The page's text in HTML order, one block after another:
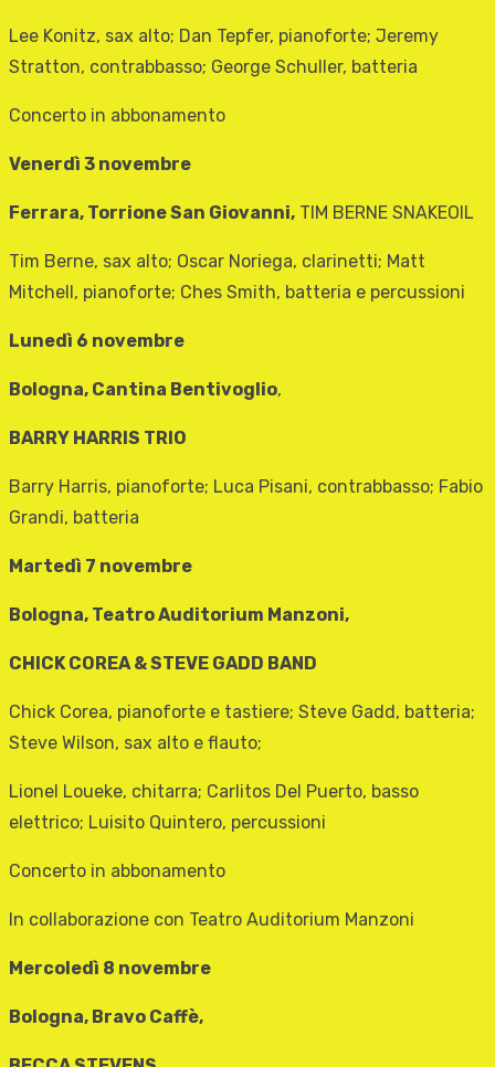
Lee Konitz, sax alto; Dan Tepfer, pianoforte; Jeremy
Stratton, contrabbasso; George Schuller, batteria
Concerto in abbonamento
Venerdì 3 novembre
Ferrara, Torrione San Giovanni, TIM BERNE SNAKEOIL
Tim Berne, sax alto; Oscar Noriega, clarinetti; Matt
Mitchell, pianoforte; Ches Smith, batteria e percussioni
Lunedì 6 novembre
Bologna, Cantina Bentivoglio,
BARRY HARRIS TRIO
Barry Harris, pianoforte; Luca Pisani, contrabbasso; Fabio
Grandi, batteria
Martedì 7 novembre
Bologna, Teatro Auditorium Manzoni,
CHICK COREA & STEVE GADD BAND
Chick Corea, pianoforte e tastiere; Steve Gadd, batteria;
Steve Wilson, sax alto e flauto;
Lionel Loueke, chitarra; Carlitos Del Puerto, basso
elettrico; Luisito Quintero, percussioni
Concerto in abbonamento
In collaborazione con Teatro Auditorium Manzoni
Mercoledì 8 novembre
Bologna, Bravo Caffè,